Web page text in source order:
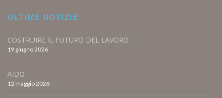
ULTIME NOTIZIE
COSTRUIRE IL FUTURO DEL LAVORO
19 giugno 2026
AIDO
12 maggio 2026